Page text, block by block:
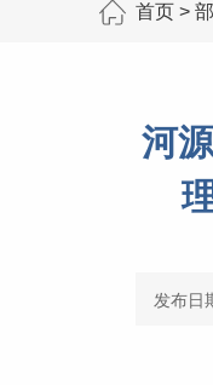
首页 >
河
发布日